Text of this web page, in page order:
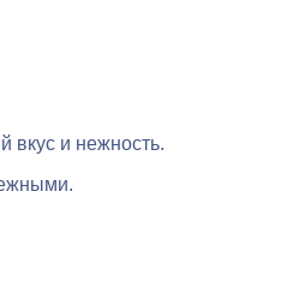
вкус и нежность.